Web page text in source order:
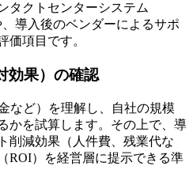
タクトセンターシステム
導入後のベンダーによるサポ
価項目です。
効果）の確認
など）を理解し、自社の規模
かを試算します。その上で、導
削減効果（人件費、残業代な
ROI）を経営層に提示できる準